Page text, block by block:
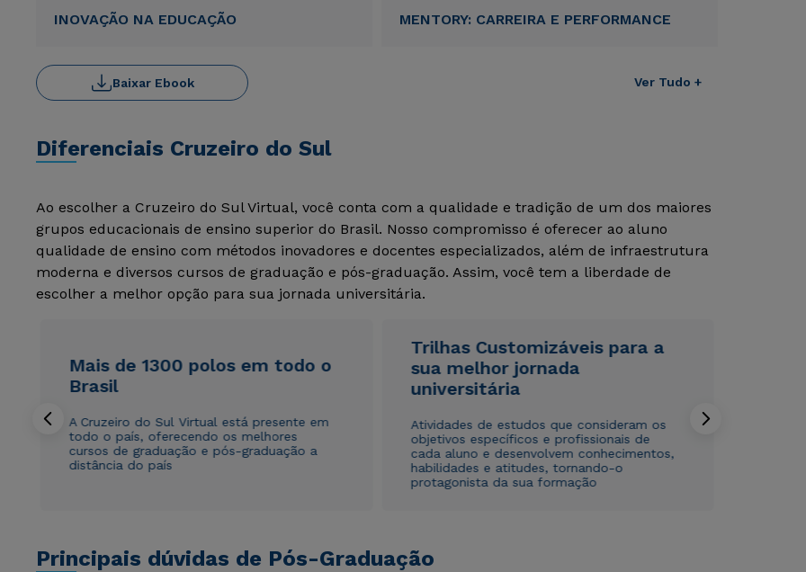
INOVAÇÃO NA EDUCAÇÃO MENTORY: CARREIRA E PERFORMANCE
Ver Tudo +
Baixar Ebook
Diferenciais Cruzeiro do Sul
Ao escolher a Cruzeiro do Sul Virtual, você conta com a qualidade e tradição de um dos maiores
grupos educacionais de ensino superior do Brasil. Nosso compromisso é oferecer ao aluno
qualidade de ensino com métodos inovadores e docentes especializados, além de infraestrutura
moderna e diversos cursos de graduação e pós-graduação. Assim, você tem a liberdade de
escolher a melhor opção para sua jornada universitária.
Mais de 1300 polos em todo o
Brasil
A Cruzeiro do Sul Virtual está presente em
todo o país, oferecendo os melhores
cursos de graduação e pós-graduação a
distância do país
Trilhas Customizáveis para a
sua melhor jornada
universitária
Atividades de estudos que consideram os
objetivos específicos e profissionais de
cada aluno e desenvolvem conhecimentos,
habilidades e atitudes, tornando-o
protagonista da sua formação
Principais dúvidas de Pós-Graduação
Rápido e fácil
WhatsApp
ou
Estou de acordo com a Política de Privacidade.
autorizo que meus dados sejam utilizados para o
envio de conteúdos da Cruzeiro do Sul.
Rápido e fácil
WhatsApp
ou
Estou de acordo com a Política de Privacidade.
autorizo que meus dados sejam utilizados para o
envio de conteúdos da Cruzeiro do Sul.